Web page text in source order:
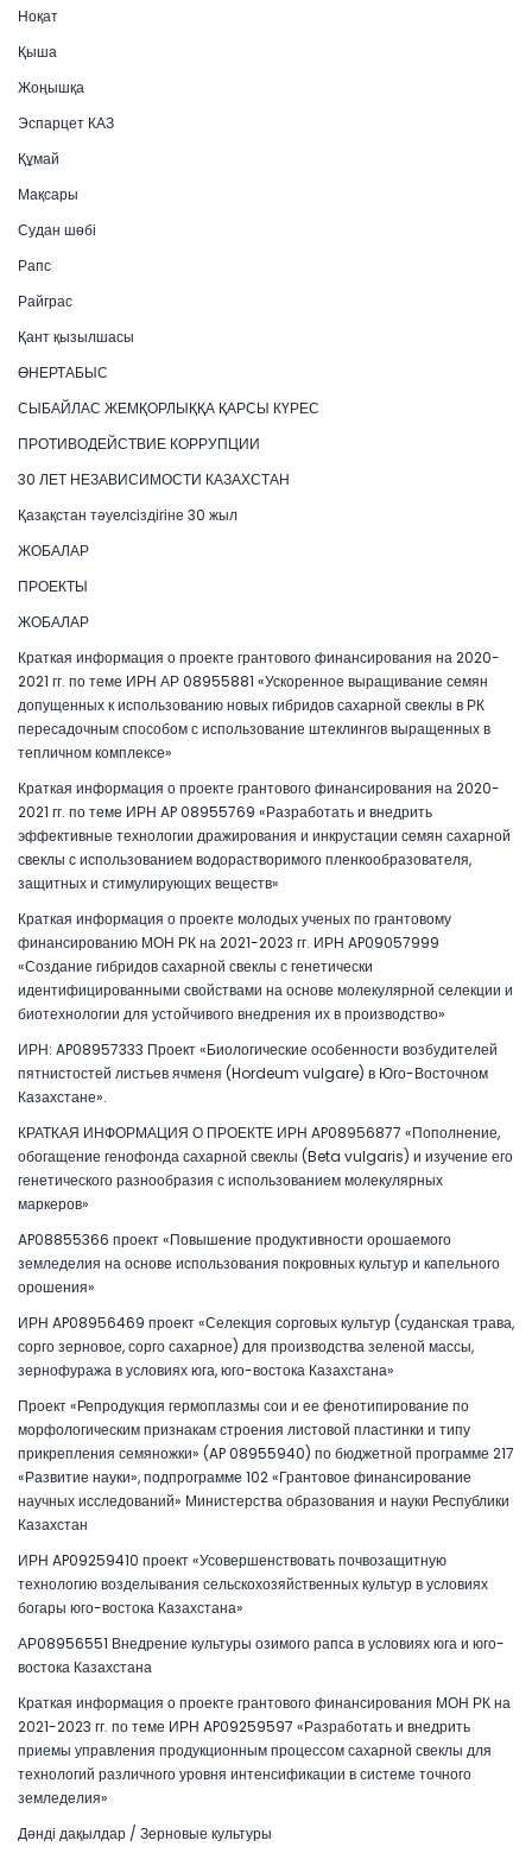
Ноқат
Қыша
Жоңышқа
Эспарцет КАЗ
Құмай
Мақсары
Судан шөбі
Рапс
Райграс
Қант қызылшасы
ӨНЕРТАБЫС
СЫБАЙЛАС ЖЕМҚОРЛЫҚҚА ҚАРСЫ КҮРЕС
ПРОТИВОДЕЙСТВИЕ КОРРУПЦИИ
30 ЛЕТ НЕЗАВИСИМОСТИ КАЗАХСТАН
Қазақстан тәуелсіздігіне 30 жыл
ЖОБАЛАР
ПРОЕКТЫ
ЖОБАЛАР
Краткая информация о проекте грантового финансирования на 2020-
2021 гг. по теме ИРН АР 08955881 «Ускоренное выращивание семян
допущенных к использованию новых гибридов сахарной свеклы в РК
пересадочным способом с использование штеклингов выращенных в
тепличном комплексе»
Краткая информация о проекте грантового финансирования на 2020-
2021 гг. по теме ИРН AP 08955769 «Разработать и внедрить
эффективные технологии дражирования и инкрустации семян сахарной
свеклы с использованием водорастворимого пленкообразователя,
защитных и стимулирующих веществ»
Краткая информация о проекте молодых ученых по грантовому
финансированию МОН РК на 2021-2023 гг. ИРН AP09057999
«Создание гибридов сахарной свеклы с генетически
идентифицированными свойствами на основе молекулярной селекции и
биотехнологии для устойчивого внедрения их в производство»
ИРН: AP08957333 Проект «Биологические особенности возбудителей
пятнистостей листьев ячменя (Hordeum vulgare) в Юго-Восточном
Казахстане».
КРАТКАЯ ИНФОРМАЦИЯ О ПРОЕКТЕ ИРН AP08956877 «Пополнение,
обогащение генофонда сахарной свеклы (Beta vulgaris) и изучение его
генетического разнообразия с использованием молекулярных
маркеров»
AP08855366 проект «Повышение продуктивности орошаемого
земледелия на основе использования покровных культур и капельного
орошения»
ИРН AP08956469 проект «Селекция сорговых культур (суданская трава,
сорго зерновое, сорго сахарное) для производства зеленой массы,
зернофуража в условиях юга, юго-востока Казахстана»
Проект «Репродукция гермоплазмы сои и ее фенотипирование по
морфологическим признакам строения листовой пластинки и типу
прикрепления семяножки» (AP 08955940) по бюджетной программе 217
«Развитие науки», подпрограмме 102 «Грантовое финансирование
научных исследований» Министерства образования и науки Республики
Казахстан
ИРН AP09259410 проект «Усовершенствовать почвозащитную
технологию возделывания сельскохозяйственных культур в условиях
богары юго-востока Казахстана»
АР08956551 Внедрение культуры озимого рапса в условиях юга и юго-
востока Казахстана
Краткая информация о проекте грантового финансирования МОН РК на
2021-2023 гг. по теме ИРН AP09259597 «Разработать и внедрить
приемы управления продукционным процессом сахарной свеклы для
технологий различного уровня интенсификации в системе точного
земледелия»
Дәнді дақылдар / Зерновые культуры